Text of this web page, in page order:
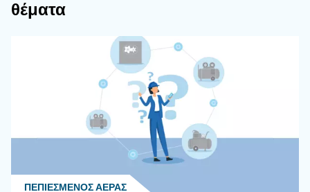
οικονομικοί και κατάλληλοι για διακοπτόμενη
εφαρμογές χαμηλότερης πίεσης. Επίσης, είναι
στη συντήρηση και την επισκευή.
Οι περιστροφικοί κοχλιοφόροι αεροσυμπιεστές,
είναι πιο αποτελεσματικοί για συνεχείς
ζήτησης. Έχουν μεγαλύτερη διάρκεια ζωής,
γενικά πιο ακριβά στην αγορά και τη συντήρηση.